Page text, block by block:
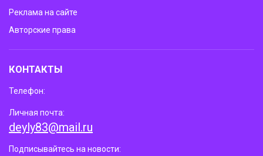
Реклама на сайте
Авторские права
КОНТАКТЫ
Телефон:
Личная почта:
deyly83@mail.ru
Подписывайтесь на новости: